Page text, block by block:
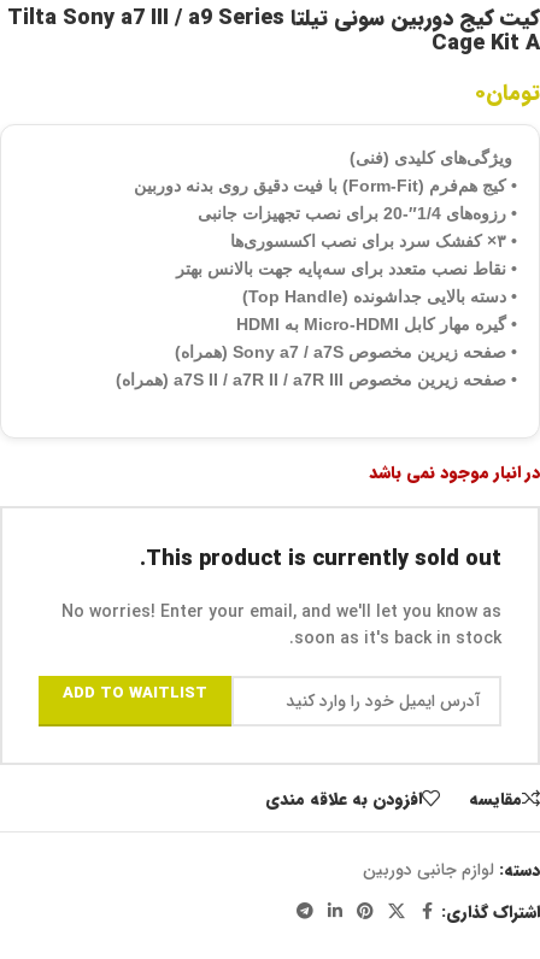
کیت کیج دوربین سونی تیلتا Tilta Sony a7 III / a9 Series
Cage Kit A
تومان۰
ویژگی‌های کلیدی (فنی)
• کیج هم‌فرم (Form-Fit) با فیت دقیق روی بدنه دوربین
• رزوه‌های 1/4″-20 برای نصب تجهیزات جانبی
• ۳× کفشک سرد برای نصب اکسسوری‌ها
• نقاط نصب متعدد برای سه‌پایه جهت بالانس بهتر
• دسته بالایی جداشونده (Top Handle)
• گیره مهار کابل Micro-HDMI به HDMI
• صفحه زیرین مخصوص Sony a7 / a7S (همراه)
• صفحه زیرین مخصوص a7S II / a7R II / a7R III (همراه)
در انبار موجود نمی باشد
This product is currently sold out.
No worries! Enter your email, and we'll let you know as
soon as it's back in stock.
ADD TO WAITLIST
مقايسه افزودن به علاقه مندی
دسته: لوازم جانبی دوربین
اشتراک گذاری: